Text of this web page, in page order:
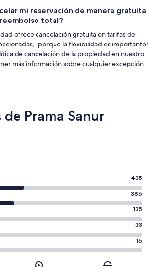
mi reservación de manera gratuita
total?
ofrece cancelación gratuita en tarifas de
¡porque la flexibilidad es importante!
de cancelación de la propiedad en nuestro
más información sobre cualquier excepción
Prama Sanur
435
386
135
33
16